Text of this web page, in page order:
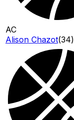
AC
Alison Chazot(34)